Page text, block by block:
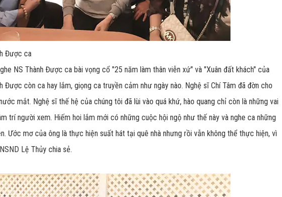
Được ca
NS Thành Được ca bài vọng cổ "25 năm làm thân viễn xứ" và "Xuân đất khách" của
Được còn ca hay lắm, giọng ca truyền cảm như ngày nào. Nghệ sĩ Chí Tâm đã đờn cho
mắt. Nghệ sĩ thế hệ của chúng tôi đã lùi vào quá khứ, hào quang chỉ còn là những vai
trí người xem. Hiếm hoi lắm mới có những cuộc hội ngộ như thế này và nghe ca những
Ước mơ của ông là thực hiện suất hát tại quê nhà nhưng rồi vẫn không thể thực hiện, vì
Lệ Thủy chia sẻ.